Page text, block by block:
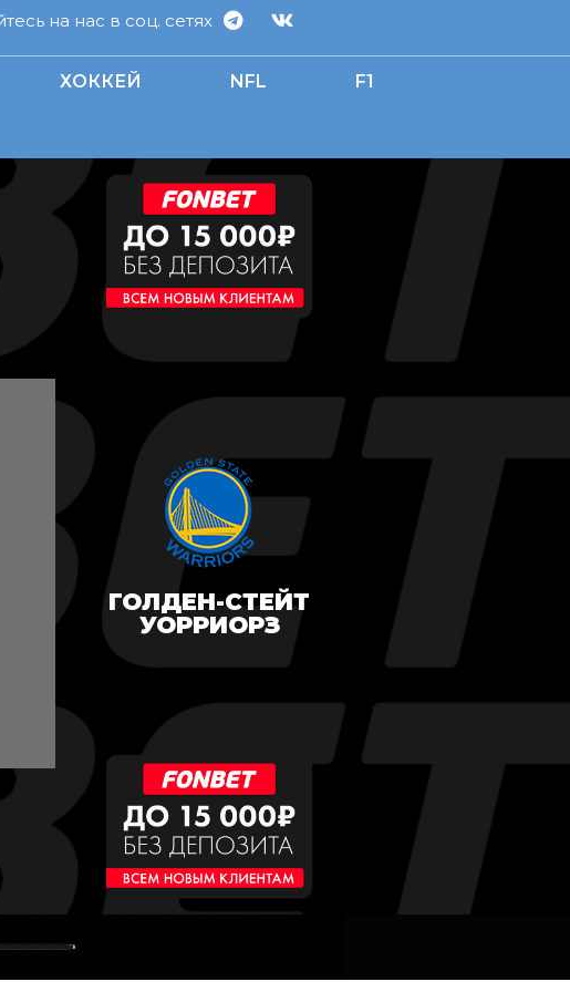
на нас в соц. сетях
ХОККЕЙ NFL F1
ГОЛДЕН-СТЕЙТ
УОРРИОРЗ